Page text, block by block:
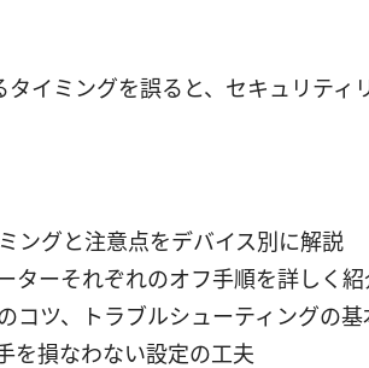
イミングを誤ると、セキュリティ
ングと注意点をデバイス別に解説
ターそれぞれのオフ手順を詳しく紹
コツ、トラブルシューティングの基
を損なわない設定の工夫